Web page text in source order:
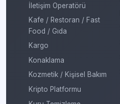
İletişim Operatörü
Kafe / Restoran / Fast
Food / Gıda
Kargo
Konaklama
Kozmetik / Kişisel Bakım
Kripto Platformu